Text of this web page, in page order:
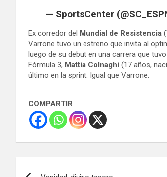
— SportsCenter
Ex corredor del Mundial de Resistencia
Varrone tuvo un estreno que invita al
luego de su debut en una carrera que
Fórmula 3, Mattia Colnaghi (17 años,
último en la sprint. Igual que Varrone.
COMPARTIR